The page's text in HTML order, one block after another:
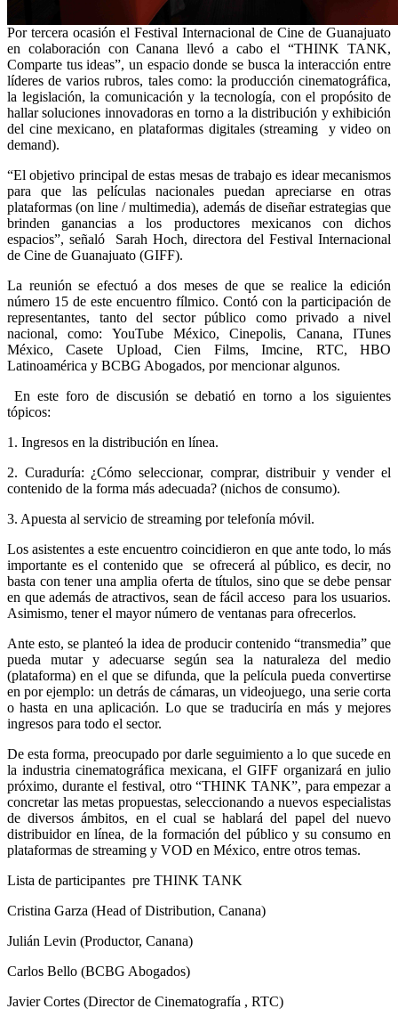
Por tercera ocasión el Festival Internacional de Cine de Guanajuato
en colaboración con Canana llevó a cabo el “THINK TANK,
Comparte tus ideas”, un espacio donde se busca la interacción entre
líderes de varios rubros, tales como: la producción cinematográfica,
la legislación, la comunicación y la tecnología, con el propósito de
hallar soluciones innovadoras en torno a la distribución y exhibición
del cine mexicano, en plataformas digitales (streaming y video on
demand).
“El objetivo principal de estas mesas de trabajo es idear mecanismos
para que las películas nacionales puedan apreciarse en otras
plataformas (on line / multimedia), además de diseñar estrategias que
brinden ganancias a los productores mexicanos con dichos
espacios”, señaló Sarah Hoch, directora del Festival Internacional
de Cine de Guanajuato (GIFF).
La reunión se efectuó a dos meses de que se realice la edición
número 15 de este encuentro fílmico. Contó con la participación de
representantes, tanto del sector público como privado a nivel
nacional, como: YouTube México, Cinepolis, Canana, ITunes
México, Casete Upload, Cien Films, Imcine, RTC, HBO
Latinoamérica y BCBG Abogados, por mencionar algunos.
En este foro de discusión se debatió en torno a los siguientes
tópicos:
1. Ingresos en la distribución en línea.
2. Curaduría: ¿Cómo seleccionar, comprar, distribuir y vender el
contenido de la forma más adecuada? (nichos de consumo).
3. Apuesta al servicio de streaming por telefonía móvil.
Los asistentes a este encuentro coincidieron en que ante todo, lo más
importante es el contenido que se ofrecerá al público, es decir, no
basta con tener una amplia oferta de títulos, sino que se debe pensar
en que además de atractivos, sean de fácil acceso para los usuarios.
Asimismo, tener el mayor número de ventanas para ofrecerlos.
Ante esto, se planteó la idea de producir contenido “transmedia” que
pueda mutar y adecuarse según sea la naturaleza del medio
(plataforma) en el que se difunda, que la película pueda convertirse
en por ejemplo: un detrás de cámaras, un videojuego, una serie corta
o hasta en una aplicación. Lo que se traduciría en más y mejores
ingresos para todo el sector.
De esta forma, preocupado por darle seguimiento a lo que sucede en
la industria cinematográfica mexicana, el GIFF organizará en julio
próximo, durante el festival, otro “THINK TANK”, para empezar a
concretar las metas propuestas, seleccionando a nuevos especialistas
de diversos ámbitos, en el cual se hablará del papel del nuevo
distribuidor en línea, de la formación del público y su consumo en
plataformas de streaming y VOD en México, entre otros temas.
Lista de participantes pre THINK TANK
Cristina Garza (Head of Distribution, Canana)
Julián Levin (Productor, Canana)
Carlos Bello (BCBG Abogados)
Javier Cortes (Director de Cinematografía , RTC)